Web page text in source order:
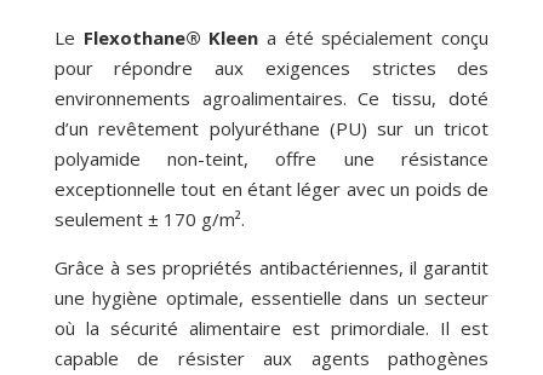
Le Flexothane® Kleen a été spécialement conçu
pour répondre aux exigences strictes des
environnements agroalimentaires. Ce tissu, doté
d’un revêtement polyuréthane (PU) sur un tricot
polyamide non-teint, offre une résistance
exceptionnelle tout en étant léger avec un poids de
seulement ± 170 g/m².
Grâce à ses propriétés antibactériennes, il garantit
une hygiène optimale, essentielle dans un secteur
où la sécurité alimentaire est primordiale. Il est
capable de résister aux agents pathogènes